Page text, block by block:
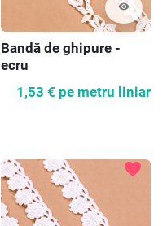
visibility
Bandă de ghipure -
ecru
1,53 € pe metru liniar
favorite